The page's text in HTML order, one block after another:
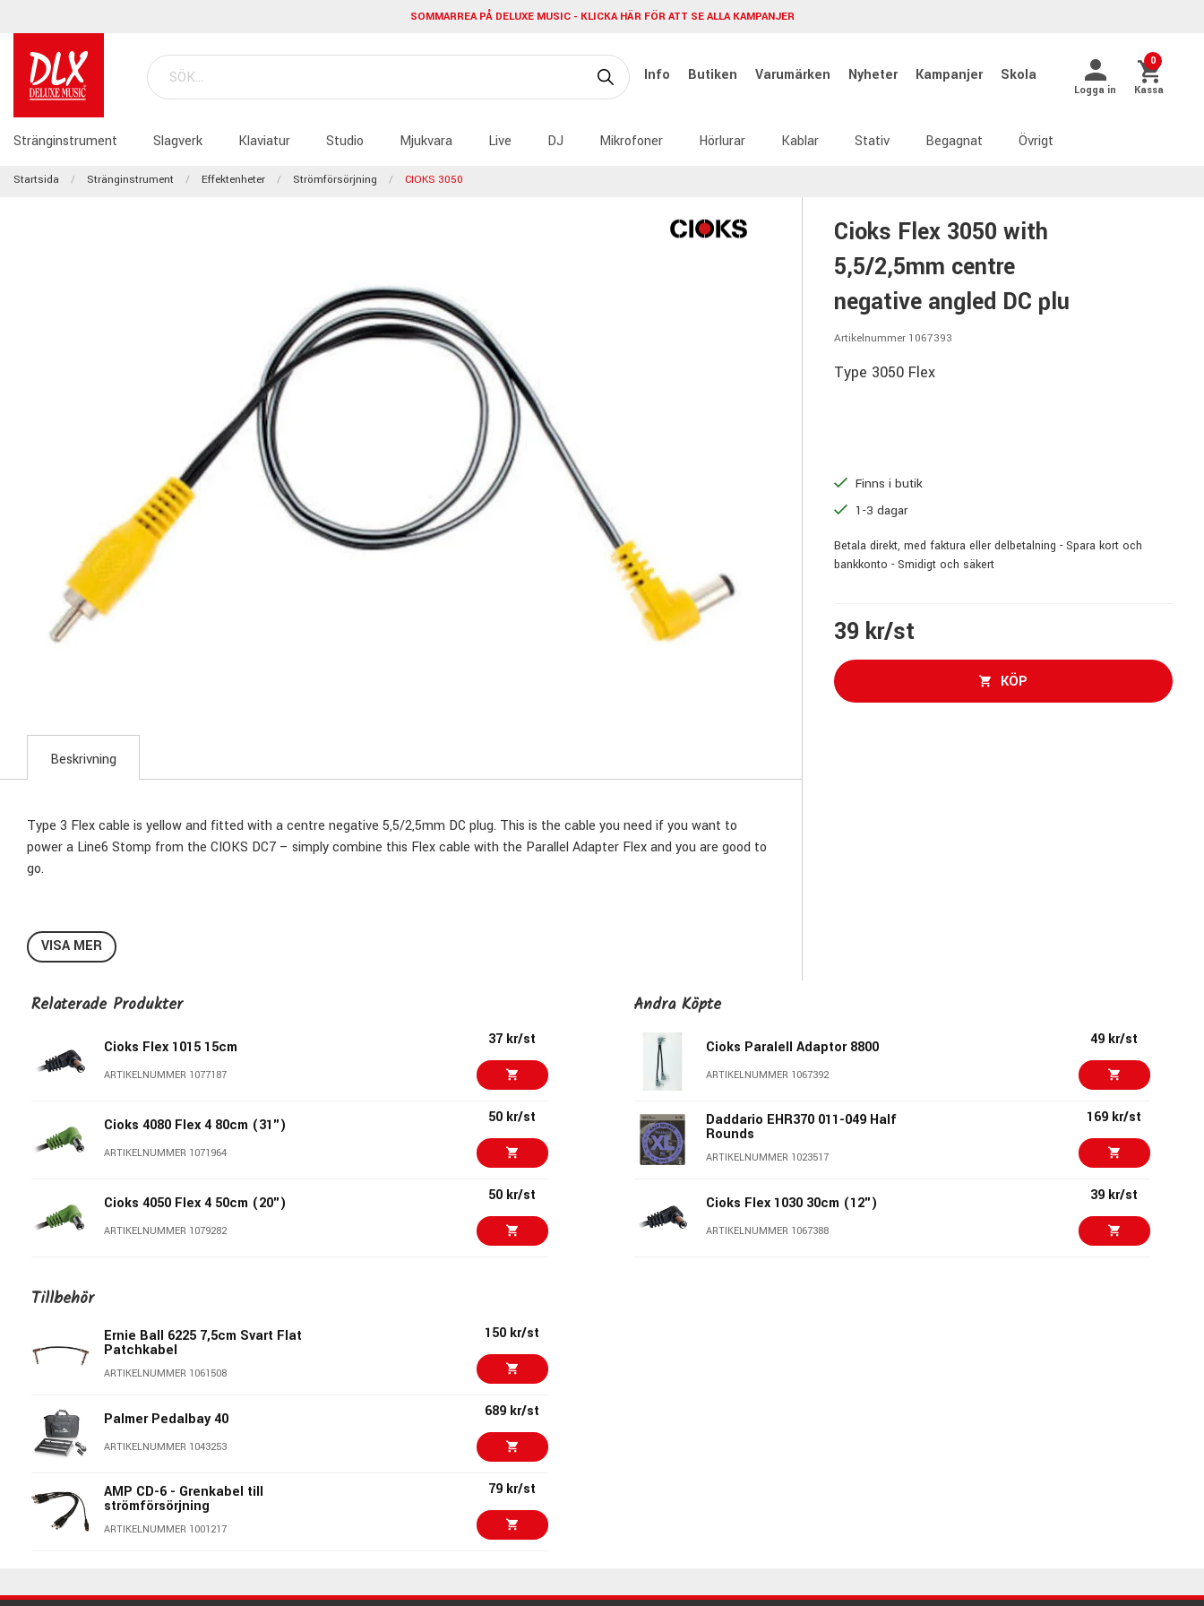
SOMMARREA PÅ DELUXE MUSIC - KLICKA HÄR FÖR ATT SE ALLA KAMPANJER
Info Butiken Varumärken Nyheter Kampanjer Skola
Logga in
0
Kassa
Stränginstrument Slagverk Klaviatur Studio Mjukvara Live DJ Mikrofoner Hörlurar Kablar Stativ Begagnat Övrigt
Startsida Stränginstrument Effektenheter Strömförsörjning CIOKS 3050
Cioks Flex 3050 with
5,5/2,5mm centre
negative angled DC plu
Artikelnummer 1067393
Type 3050 Flex
Finns i butik
1-3 dagar
Betala direkt, med faktura eller delbetalning - Spara kort och
bankkonto - Smidigt och säkert
39 kr/st
KÖP
Beskrivning
Type 3 Flex cable is yellow and fitted with a centre negative 5,5/2,5mm DC plug. This is the cable you need if you want to
power a Line6 Stomp from the CIOKS DC7 – simply combine this Flex cable with the Parallel Adapter Flex and you are good to
go.
VISA MER
Relaterade Produkter
Cioks Flex 1015 15cm
ARTIKELNUMMER 1077187
37 kr/st
Cioks 4080 Flex 4 80cm (31")
ARTIKELNUMMER 1071964
50 kr/st
Cioks 4050 Flex 4 50cm (20")
ARTIKELNUMMER 1079282
50 kr/st
Cioks Flex 1030 30cm (12") 39 kr/st
37 kr/st
Cioks Flex 1080 80cm 45 kr/st
Cioks Cable Special Flex 2200
Andra Köpte
Cioks Paralell Adaptor 8800
ARTIKELNUMMER 1067392
49 kr/st
Daddario EHR370 011-049 Half
Rounds
ARTIKELNUMMER 1023517
169 kr/st
Cioks Flex 1030 30cm (12")
ARTIKELNUMMER 1067388
39 kr/st
Cioks Flex 1080 80cm
Tillbehör
Ernie Ball 6225 7,5cm Svart Flat
Patchkabel
ARTIKELNUMMER 1061508
150 kr/st
Palmer Pedalbay 40
ARTIKELNUMMER 1043253
689 kr/st
AMP CD-6 - Grenkabel till
strömförsörjning
ARTIKELNUMMER 1001217
79 kr/st